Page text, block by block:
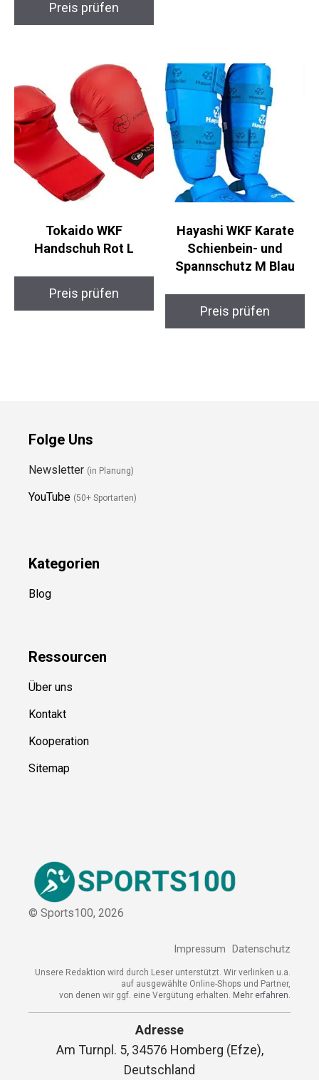
Preis prüfen
Tokaido WKF
Handschuh Rot L
Preis prüfen
Hayashi WKF Karate
Schienbein- und
Spannschutz M Blau
Preis prüfen
Folge Uns
Newsletter (in Planung)
YouTube (50+ Sportarten)
Kategorien
Blog
Ressourcen
Über uns
Kontakt
Kooperation
Sitemap
© Sports100, 2026
Impressum Datenschutz
Unsere Redaktion wird durch Leser unterstützt. Wir verlinken u.a.
auf ausgewählte Online-Shops und Partner,
von denen wir ggf. eine Vergütung erhalten. Mehr erfahren.
Adresse
Am Turnpl. 5, 34576 Homberg (Efze),
Deutschland